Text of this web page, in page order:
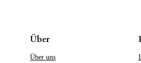
Über
Über uns